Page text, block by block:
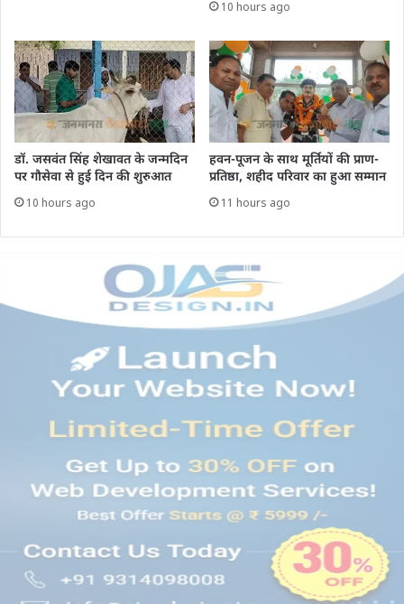
10 hours ago
डॉ. जसवंत सिंह शेखावत के जन्मदिन
पर गौसेवा से हुई दिन की शुरुआत
10 hours ago
हवन-पूजन के साथ मूर्तियों की प्राण-
प्रतिष्ठा, शहीद परिवार का हुआ सम्मान
11 hours ago